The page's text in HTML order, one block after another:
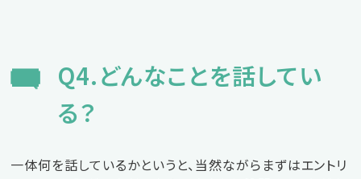
Q4.どんなことを話してい
る？
一体何を話しているかというと、当然ながらまずはエントリ